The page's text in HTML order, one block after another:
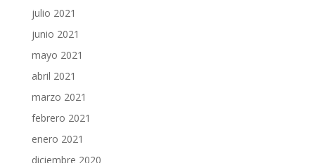
julio 2021
junio 2021
mayo 2021
abril 2021
marzo 2021
febrero 2021
enero 2021
diciembre 2020